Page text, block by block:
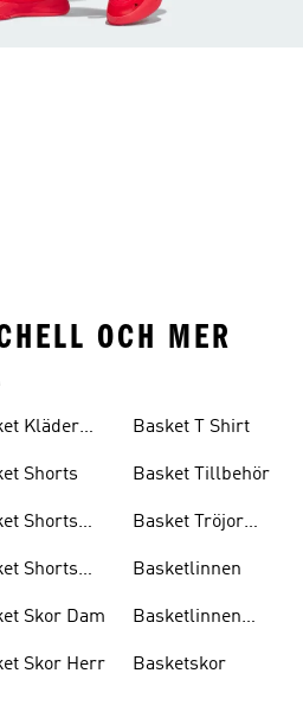
OCH MER
Kläder
Shorts
Shorts
Shorts
Skor Dam
Skor Herr
Basket T Shirt
Basket Tillbehör
Basket Tröjor
Basketlinnen
Basketlinnen
Basketskor